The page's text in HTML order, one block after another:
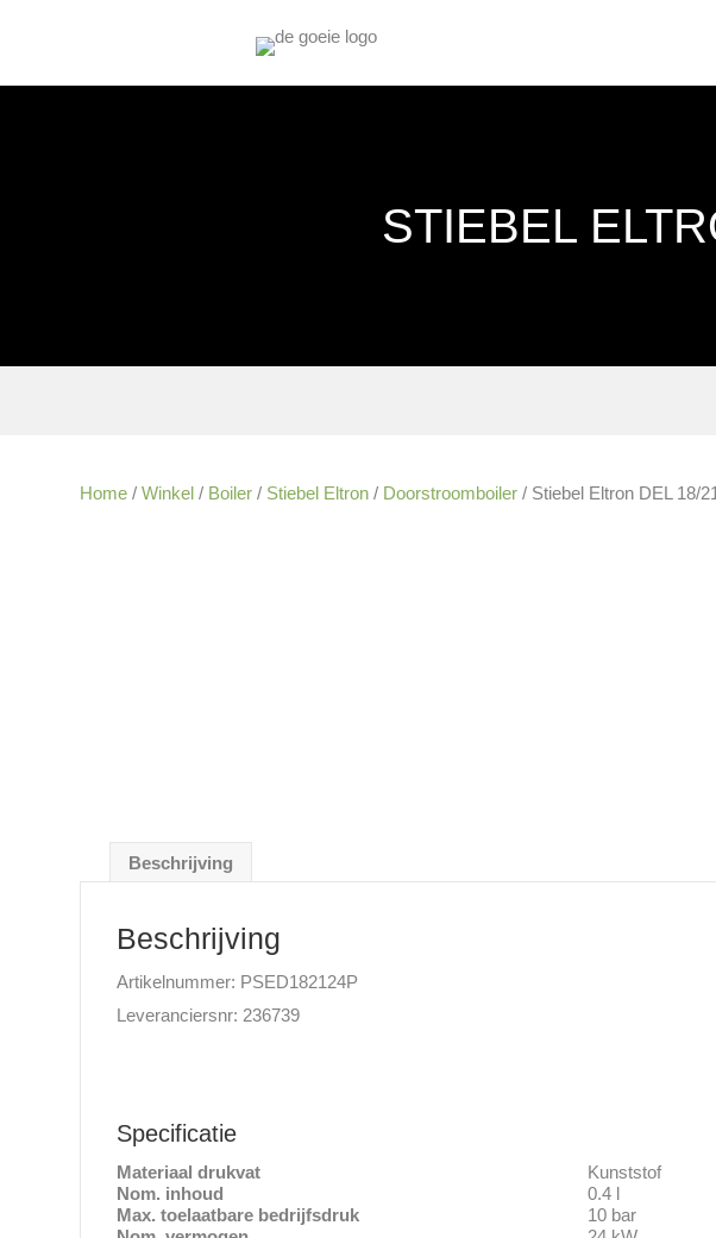
STIEBEL
Home /Winkel / Boiler / Stiebel Eltron / Doorstroomboiler / Stiebel Eltron DEL 18/
Beschrijving
Beschrijving
Artikelnummer: PSED182124P
Leveranciersnr: 236739
Specificatie
Materiaal drukvat
Kunststof
Nom. inhoud
0.4 l
Max. toelaatbare bedrijfsdruk
10 bar